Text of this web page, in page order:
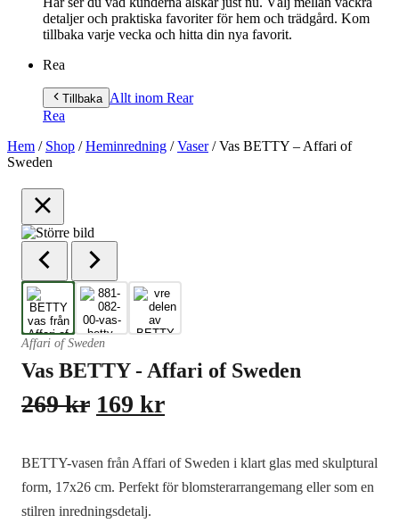
detaljer och praktiska favoriter för hem och trädgård. Kom
tillbaka varje vecka och hitta din nya favorit.
Rea
Tillbaka Allt inom Rear
Rea
Hem / Shop /Heminredning /Vaser/Vas BETTY – Affari of
Sweden
Affari of Sweden
Vas BETTY - Affari of Sweden
269kr Det
priset
var:
269 kr.
169 krDet
priset
är:
BETTY-vasen från Affari of Sweden i klart glas med skulptural
form, 17x26 cm. Perfekt för blomsterarrangemang eller som en
stilren inredningsdetalj.